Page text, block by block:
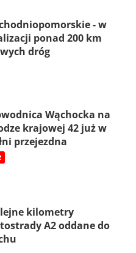
- w
ponad 200 km
dróg
Wąchocka na
krajowej 42 już w
przejezdna
kilometry
A2 oddane do